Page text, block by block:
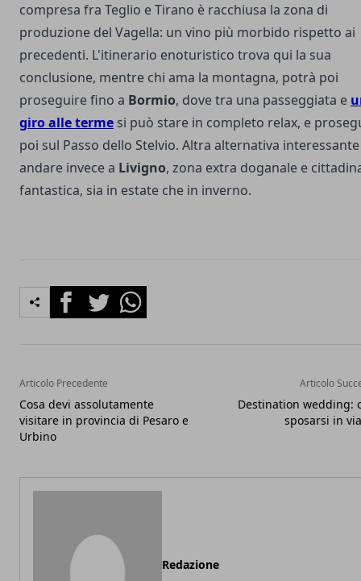
compresa fra Teglio e Tirano è racchiusa la zona di
produzione del Vagella: un vino più morbido rispetto ai
precedenti. L'itinerario enoturistico trova qui la sua
conclusione, mentre chi ama la montagna, potrà poi
proseguire fino a Bormio, dove tra una passeggiata e
giro alle terme si può stare in completo relax, e
poi sul Passo dello Stelvio. Altra alternativa
andare invece a Livigno, zona extra doganale e
fantastica, sia in estate che in inverno.
FacebookTwitterWhatsapp
Articolo Precedente
Cosa devi assolutamente
visitare in provincia di Pesaro e
Urbino
Articolo
Destination wedding:
sposarsi in
Redazione